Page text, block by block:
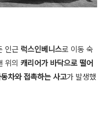
인근 럭스인베니스로 이동 숙
위의 캐리어가 바닥으로 떨어
차와 접촉하는 사고가 발생했